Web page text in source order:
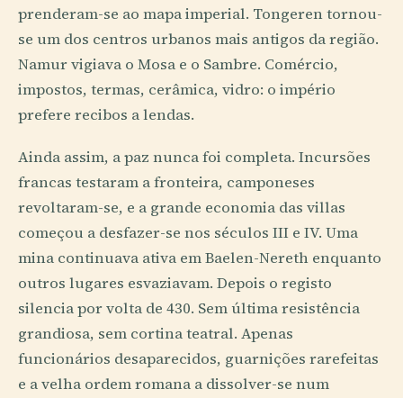
prenderam-se ao mapa imperial. Tongeren tornou-
se um dos centros urbanos mais antigos da região.
Namur vigiava o Mosa e o Sambre. Comércio,
impostos, termas, cerâmica, vidro: o império
prefere recibos a lendas.
Ainda assim, a paz nunca foi completa. Incursões
francas testaram a fronteira, camponeses
revoltaram-se, e a grande economia das villas
começou a desfazer-se nos séculos III e IV. Uma
mina continuava ativa em Baelen-Nereth enquanto
outros lugares esvaziavam. Depois o registo
silencia por volta de 430. Sem última resistência
grandiosa, sem cortina teatral. Apenas
funcionários desaparecidos, guarnições rarefeitas
e a velha ordem romana a dissolver-se num